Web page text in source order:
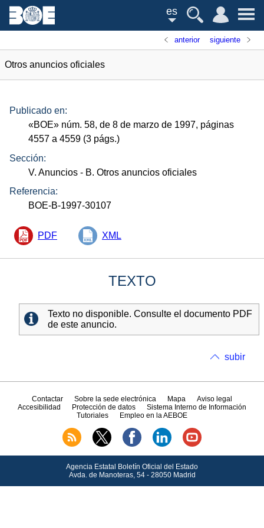
es
anterior siguiente
Otros anuncios oficiales
Publicado en:
«BOE» núm. 58, de 8 de marzo de 1997, páginas
4557 a 4559 (3 págs.)
Sección:
V. Anuncios - B. Otros anuncios oficiales
Referencia:
BOE-B-1997-30107
PDF XML
TEXTO
Texto no disponible. Consulte el documento PDF
de este anuncio.
subir
Contactar Sobre la sede electrónica Mapa
Aviso legal
Accesibilidad
Protección de datos
Sistema Interno de Información
Tutoriales
Empleo en la AEBOE
Agencia Estatal Boletín Oficial del Estado
Avda.de Manoteras, 54 - 28050 Madrid